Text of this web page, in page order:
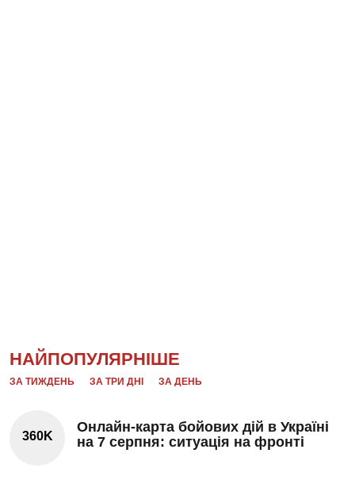
НАЙПОПУЛЯРНІШЕ
ЗА ТИЖДЕНЬ ЗА ТРИ ДНІ ЗА ДЕНЬ
360K
Онлайн-карта бойових дій в Україні
на 7 серпня: ситуація на фронті